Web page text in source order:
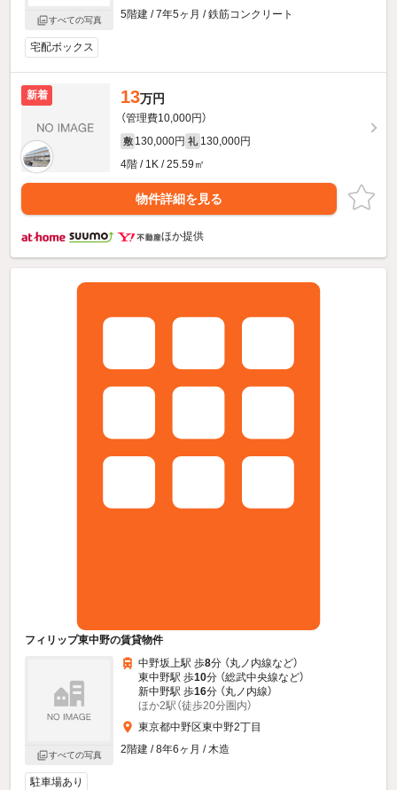
すべての写真
5階建 / 7年5ヶ月 / 鉄筋コンクリート
宅配ボックス
新着 13万円
（管理費10,000円）
敷 130,000円 礼 130,000円
4階 / 1K / 25.59㎡
物件詳細を見る
ほか提供
フィリップ東中野の賃貸物件
すべての写真
中野坂上駅 歩8分 （丸ノ内線など）
東中野駅 歩10分 （総武中央線など）
新中野駅 歩16分 （丸ノ内線）
ほか2駅（徒歩20分圏内）
東京都中野区東中野2丁目
2階建 / 8年6ヶ月 / 木造
駐車場あり